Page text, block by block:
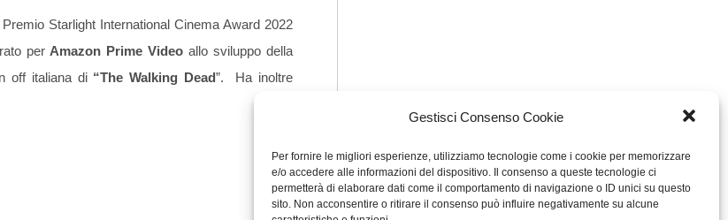
Gestisci Consenso Cookie
Per fornire le migliori esperienze, utilizziamo tecnologie come i cookie per memorizzare
e/o accedere alle informazioni del dispositivo. Il consenso a queste tecnologie ci
permetterà di elaborare dati come il comportamento di navigazione o ID unici su questo
sito. Non acconsentire o ritirare il consenso può influire negativamente su alcune
Starlight International Cinema Award 2022
per Amazon Prime Video allo sviluppo della
off italiana di “The Walking Dead”. Ha inoltre